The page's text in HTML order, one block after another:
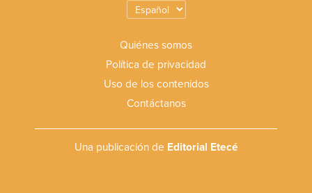
Quiénes somos
Política de privacidad
Uso de los contenidos
Contáctanos
Una publicación de Editorial Etecé